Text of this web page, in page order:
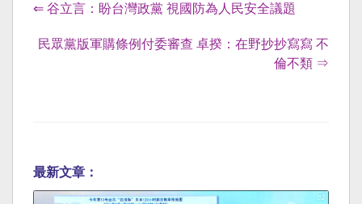
⇐ 谷立言：盼台灣政黨 視國防為人民安全議題
民眾黨版軍購條例付委審查 卓揆：在野抄抄寫寫 不
倫不類 ⇒
最新文章：